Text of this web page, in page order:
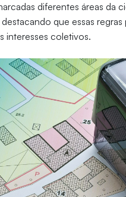
diferentes áreas da
destacando que essas
interesses coletivos.